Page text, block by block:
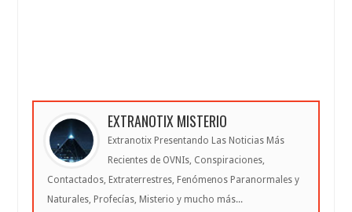
EXTRANOTIX MISTERIO
Extranotix Presentando Las Noticias Más
Recientes de OVNIs, Conspiraciones,
Contactados, Extraterrestres, Fenómenos Paranormales y
Naturales, Profecías, Misterio y mucho más...